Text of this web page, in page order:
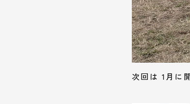
次回は 1月に